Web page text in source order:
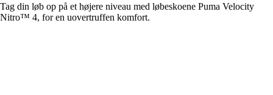
Tag din løb op på et højere niveau med løbeskoene Puma Velocity
Nitro™ 4, for en uovertruffen komfort.